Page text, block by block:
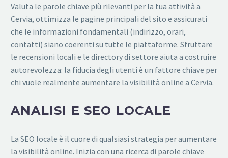
Valuta le parole chiave più rilevanti per la tua attività a
Cervia, ottimizza le pagine principali del sito e assicurati
che le informazioni fondamentali (indirizzo, orari,
contatti) siano coerenti su tutte le piattaforme. Sfruttare
le recensioni locali e le directory di settore aiuta a costruire
autorevolezza: la fiducia degli utenti è un fattore chiave per
chi vuole realmente aumentare la visibilità online a Cervia.
ANALISI E SEO LOCALE
La SEO locale è il cuore di qualsiasi strategia per aumentare
la visibilità online. Inizia con una ricerca di parole chiave